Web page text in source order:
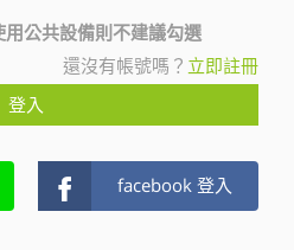
公共設備則不建議勾選
還沒有帳號嗎？ 立即註冊
登入
facebook 登入